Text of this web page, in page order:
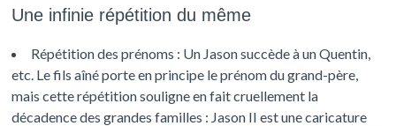
Une infinie répétition du même
Répétition des prénoms : Un Jason succède à un Quentin,
etc. Le fils aîné porte en principe le prénom du grand-père,
mais cette répétition souligne en fait cruellement la
décadence des grandes familles : Jason II est une caricature